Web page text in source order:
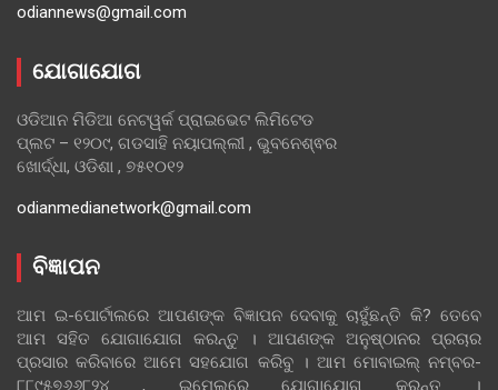
odiannews@gmail.com
ଯୋଗାଯୋଗ
ଓଡିଆନ ମିଡିଆ ନେଟୱର୍କ ପ୍ରାଇଭେଟ ଲିମିଟେଡ
ପ୍ଲଟ – ୧୨୦୯, ଗଡସାହି ନୟାପଲ୍ଲୀ , ଭୁବନେଶ୍ଵର
ଖୋର୍ଦ୍ଧା, ଓଡିଶା , ୭୫୧୦୧୨
odianmedianetwork@gmail.com
ବିଜ୍ଞାପନ
ଆମ ଇ-ପୋର୍ଟାଲରେ ଆପଣଙ୍କ ବିଜ୍ଞାପନ ଦେବାକୁ ଚାହୁଁଛନ୍ତି କି? ତେବେ
ଆମ ସହିତ ଯୋଗାଯୋଗ କରନ୍ତୁ । ଆପଣଙ୍କ ଅନୁଷ୍ଠାନର ପ୍ରଚାର
ପ୍ରସାର କରିବାରେ ଆମେ ସହଯୋଗ କରିବୁ । ଆମ ମୋବାଇଲ୍ ନମ୍ବର-
୮୮୯୫୭୬୬୮୨୪ , ଇମେଲରେ ଯୋଗାଯୋଗ କରନ୍ତୁ ।